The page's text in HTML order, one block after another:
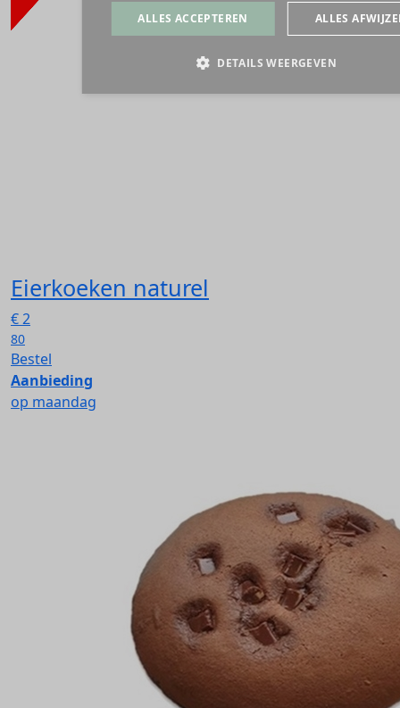
Eierkoeken naturel
€2
80
Bestel
Aanbieding
op maandag